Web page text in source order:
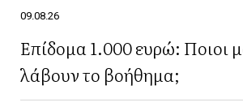
09.08.26
Επίδομα 1.000 ευρώ: Ποιοι
λάβουν το βοήθημα;